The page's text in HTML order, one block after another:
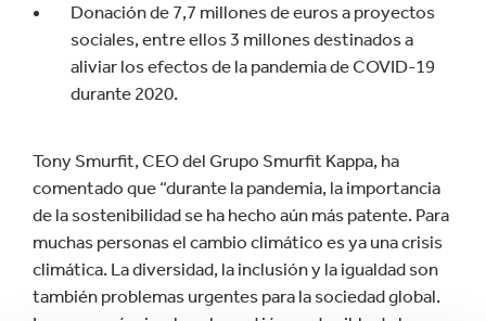
Donación de 7,7 millones de euros a proyectos
sociales, entre ellos 3 millones destinados a
aliviar los efectos de la pandemia de COVID-19
durante 2020.
Tony Smurfit, CEO del Grupo Smurfit Kappa, ha
comentado que “durante la pandemia, la importancia
de la sostenibilidad se ha hecho aún más patente. Para
muchas personas el cambio climático es ya una crisis
climática. La diversidad, la inclusión y la igualdad son
también problemas urgentes para la sociedad global.